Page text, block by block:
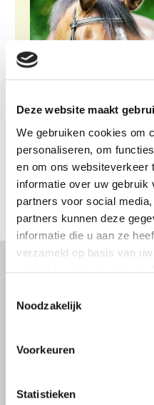
Deze website maakt
We gebruiken cookies om
personaliseren, om
en om ons websiteverkeer
informatie over uw gebruik
partners voor social
partners kunnen deze
informatie die u aan ze
verzameld op basis van
Noodzakelijk
Voorkeuren
Statistieken